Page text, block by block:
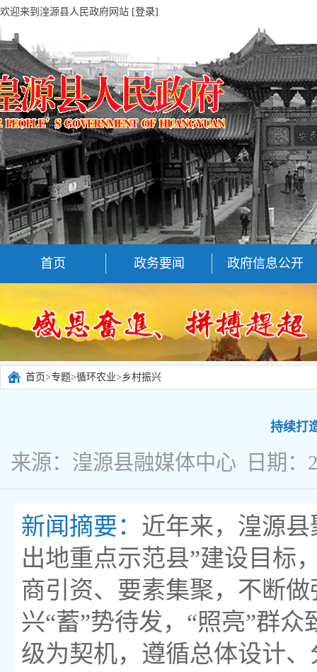
欢迎来到湟源县人民政府网站 [登录]
首页 政务要闻 政府信息公开
首页>专题>循环农业> 乡村振兴
持续打
来源：湟源县融媒体中心 日期
新闻摘要： 近年来，湟源
出地重点示范县”建设目标
商引资、要素集聚，不断
兴“蓄”势待发，“照亮”群
级为契机，遵循总体设计